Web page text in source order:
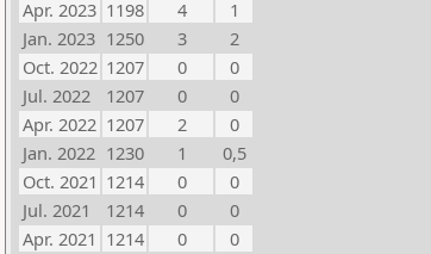
Apr. 2023 1198 4
1
Jan. 2023 1250 3
2
Oct. 2022 1207 0
0
Jul. 2022
1207 0
0
Apr. 2022 1207 2
0
Jan. 2022 1230 1
0,5
Oct. 2021 1214 0
0
Jul. 2021
1214 0
0
Apr. 2021 1214 0
0